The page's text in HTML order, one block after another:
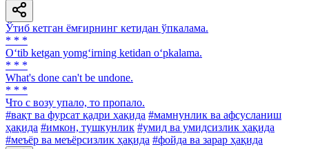
Ўтиб кетган ёмғирнинг кетидан ўпкалама.
* * *
O‘tib ketgan yomg‘irning ketidan o‘pkalama.
* * *
What's done can't be undone.
* * *
Что с возу упало, то пропало.
#вақт ва фурсат қадри ҳақида #мамнунлик ва афсусланиш
ҳақида #имкон, тушкунлик #умид ва умидсизлик ҳақида
#меъёр ва меъёрсизлик ҳақида #фойда ва зарар ҳақида